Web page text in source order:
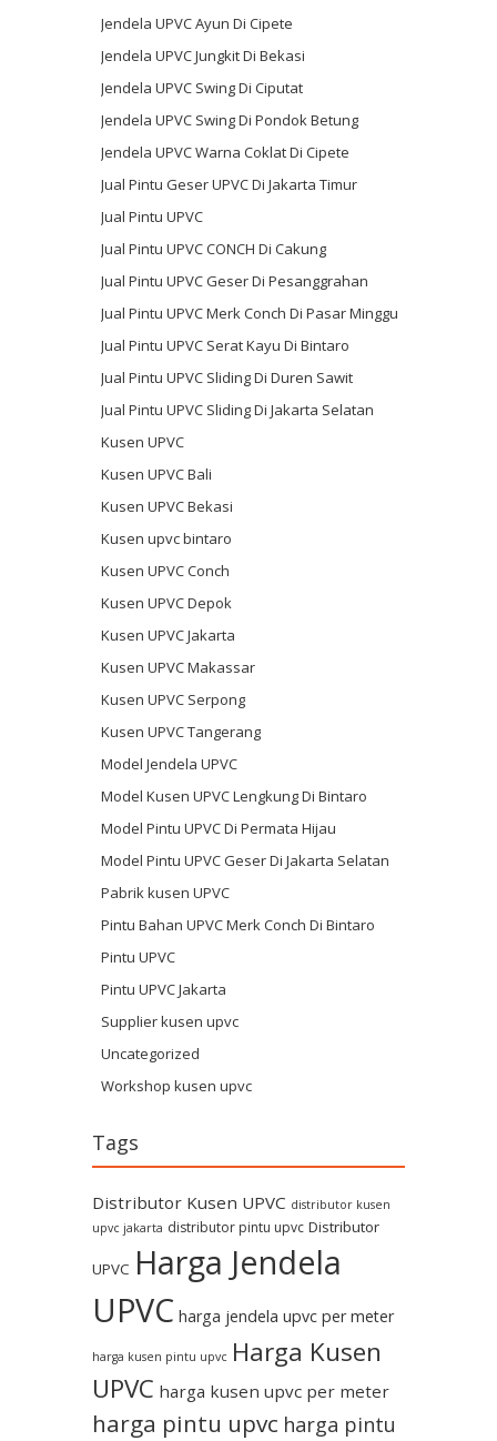
Jendela UPVC Ayun Di Cipete
Jendela UPVC Jungkit Di Bekasi
Jendela UPVC Swing Di Ciputat
Jendela UPVC Swing Di Pondok Betung
Jendela UPVC Warna Coklat Di Cipete
Jual Pintu Geser UPVC Di Jakarta Timur
Jual Pintu UPVC
Jual Pintu UPVC CONCH Di Cakung
Jual Pintu UPVC Geser Di Pesanggrahan
Jual Pintu UPVC Merk Conch Di Pasar Minggu
Jual Pintu UPVC Serat Kayu Di Bintaro
Jual Pintu UPVC Sliding Di Duren Sawit
Jual Pintu UPVC Sliding Di Jakarta Selatan
Kusen UPVC
Kusen UPVC Bali
Kusen UPVC Bekasi
Kusen upvc bintaro
Kusen UPVC Conch
Kusen UPVC Depok
Kusen UPVC Jakarta
Kusen UPVC Makassar
Kusen UPVC Serpong
Kusen UPVC Tangerang
Model Jendela UPVC
Model Kusen UPVC Lengkung Di Bintaro
Model Pintu UPVC Di Permata Hijau
Model Pintu UPVC Geser Di Jakarta Selatan
Pabrik kusen UPVC
Pintu Bahan UPVC Merk Conch Di Bintaro
Pintu UPVC
Pintu UPVC Jakarta
Supplier kusen upvc
Uncategorized
Workshop kusen upvc
Tags
Distributor Kusen UPVC distributor kusen
upvc jakarta distributor pintu upvc Distributor
UPVC Harga Jendela
UPVC harga jendela upvc per meter
harga kusen pintu upvc Harga Kusen
UPVC harga kusen upvc per meter
harga pintu upvc harga pintu